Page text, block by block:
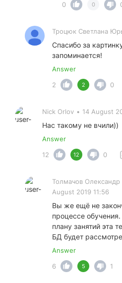
0
0
Троцюк Светлана
Спасибо за
запоминается!
Answer
2
2 0
Nick Orlov • 14 August
Нас такому не вчили))
Answer
12
12 0
Толмачов Олександр
August 2019 11:56
Вы же ещё не
процессе
плану занятий эта
БД будет
Answer
6
5 1